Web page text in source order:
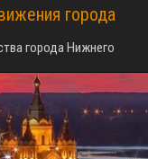
города
города Нижнего